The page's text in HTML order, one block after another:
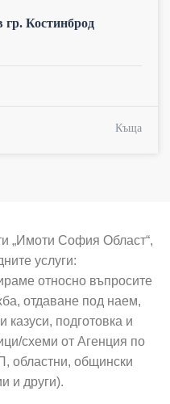
Костинброд
Къща
„Имоти София Област“,
услуги:
относно въпросите
отдаване под наем,
подготовка и
схеми от Агенция по
областни, общински
и други).